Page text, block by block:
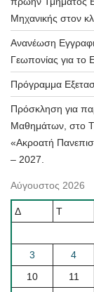
Μηχανικής στον
Ανανέωση
Γεωπονίας για το
Πρόγραμμα
Πρόσκληση για
Μαθημάτων, στο
«Ακροατή
– 2027.
Αύγουστος 2026
Δ Τ
3
4
10
11